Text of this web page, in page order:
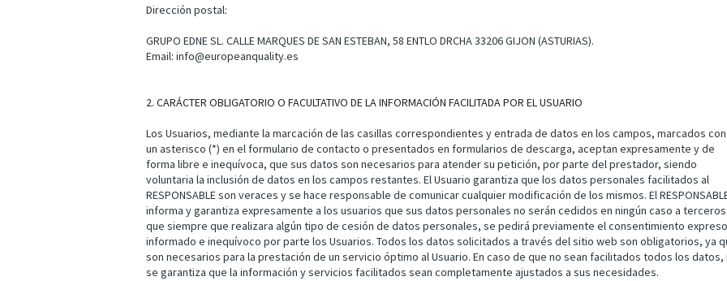
Dirección postal:
GRUPO EDNE SL. CALLE MARQUES DE SAN ESTEBAN, 58 ENTLO DRCHA 33206 GIJON (ASTURIAS).
Email: info@europeanquality.es
2. CARÁCTER OBLIGATORIO O FACULTATIVO DE LA INFORMACIÓN FACILITADA POR EL USUARIO
Los Usuarios, mediante la marcación de las casillas correspondientes y entrada de datos en los campos, marcados con
un asterisco (*) en el formulario de contacto o presentados en formularios de descarga, aceptan expresamente y de
forma libre e inequívoca, que sus datos son necesarios para atender su petición, por parte del prestador, siendo
voluntaria la inclusión de datos en los campos restantes. El Usuario garantiza que los datos personales facilitados al
RESPONSABLE son veraces y se hace responsable de comunicar cualquier modificación de los mismos. El
informa y garantiza expresamente a los usuarios que sus datos personales no serán cedidos en ningún caso a
que siempre que realizara algún tipo de cesión de datos personales, se pedirá previamente el consentimiento
informado e inequívoco por parte los Usuarios. Todos los datos solicitados a través del sitio web son obligatorios, ya
son necesarios para la prestación de un servicio óptimo al Usuario. En caso de que no sean facilitados todos los datos,
se garantiza que la información y servicios facilitados sean completamente ajustados a sus necesidades.